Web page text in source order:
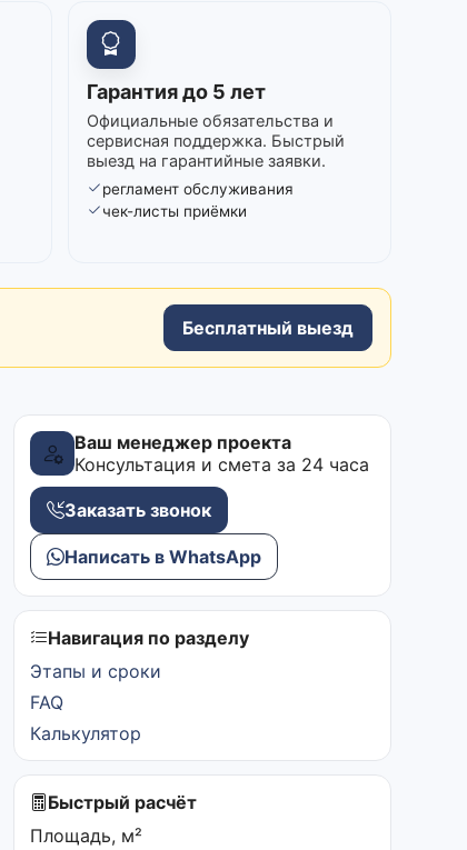
Гарантия до 5 лет
Официальные обязательства и
сервисная поддержка. Быстрый
выезд на гарантийные заявки.
регламент обслуживания
чек-листы приёмки
Бесплатный выезд
Ваш менеджер проекта
Консультация и смета за 24 часа
Заказать звонок
Написать в WhatsApp
Навигация по разделу
Этапы и сроки
FAQ
Калькулятор
Быстрый расчёт
Площадь, м²